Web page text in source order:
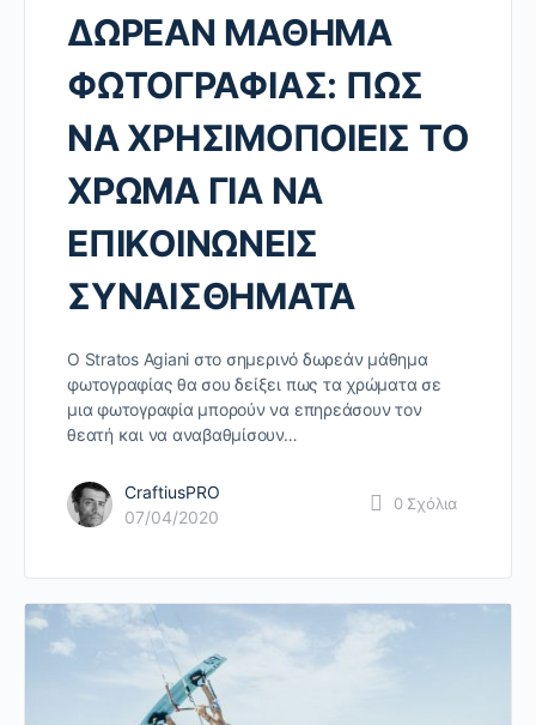
ΔΩΡΕΑΝ ΜΑΘΗΜΑ
ΦΩΤΟΓΡΑΦΙΑΣ: ΠΩΣ
ΝΑ ΧΡΗΣΙΜΟΠΟΙΕΙΣ ΤΟ
ΧΡΩΜΑ ΓΙΑ ΝΑ
ΕΠΙΚΟΙΝΩΝΕΙΣ
ΣΥΝΑΙΣΘΗΜΑΤΑ
O Stratos Agiani στο σημερινό δωρεάν μάθημα
φωτογραφίας θα σου δείξει πως τα χρώματα σε
μια φωτογραφία μπορούν να επηρεάσουν τον
θεατή και να αναβαθμίσουν…
CraftiusPRO
07/04/2020
0 Σχόλια